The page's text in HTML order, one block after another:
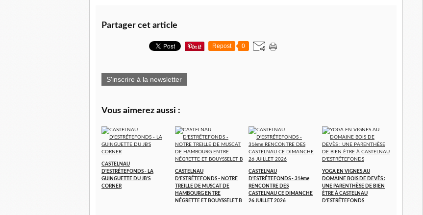
Partager cet article
Repost 0
S'inscrire à la newsletter
Vous aimerez aussi :
CASTELNAU
D'ESTRÉTEFONDS - LA
GUINGUETTE DU JB'S
CORNER
CASTELNAU
D'ESTRÉTEFONDS - NOTRE
TREILLE DE MUSCAT DE
HAMBOURG ENTRE
NÉGRETTE ET BOUYSSELET B
CASTELNAU
D'ESTRÉTEFONDS - 31ème
RENCONTRE DES
CASTELNAU CE DIMANCHE
26 JUILLET 2026
YOGA EN VIGNES AU
DOMAINE BOIS DE DEVÈS :
UNE PARENTHÈSE DE BIEN
ÈTRE À CASTELNAU
D'ESTRÉTEFONDS